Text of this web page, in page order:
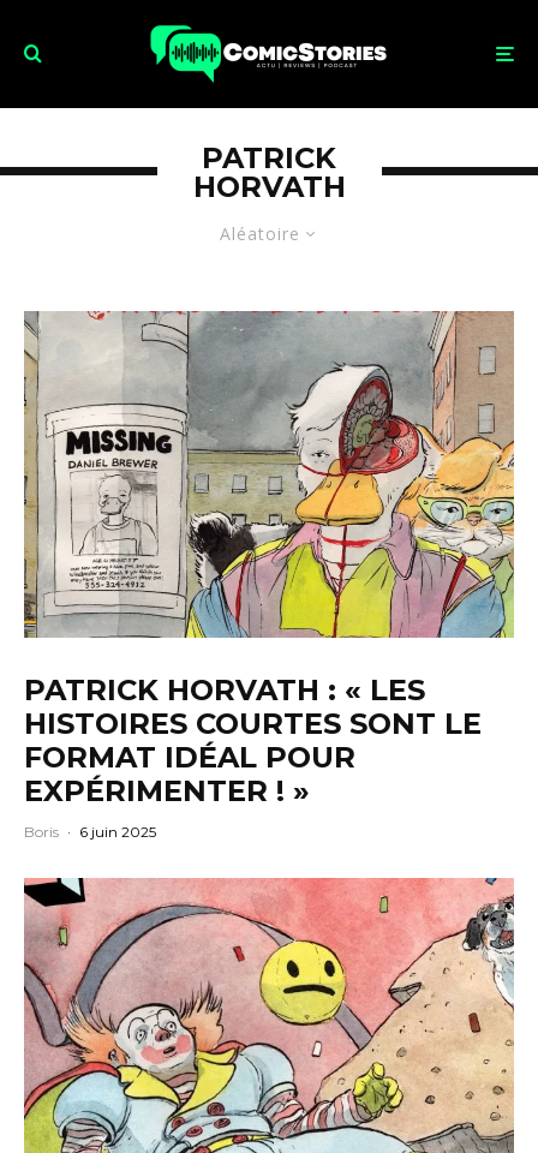
Aléatoire
PATRICK
HORVATH
PATRICK HORVATH : « LES
HISTOIRES COURTES SONT LE
FORMAT IDÉAL POUR
EXPÉRIMENTER ! »
Boris · 6 juin 2025